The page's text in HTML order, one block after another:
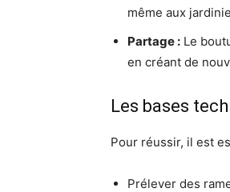
même aux
Partage : Le
en créant de
Les bases
Pour réussir, il est
Prélever des